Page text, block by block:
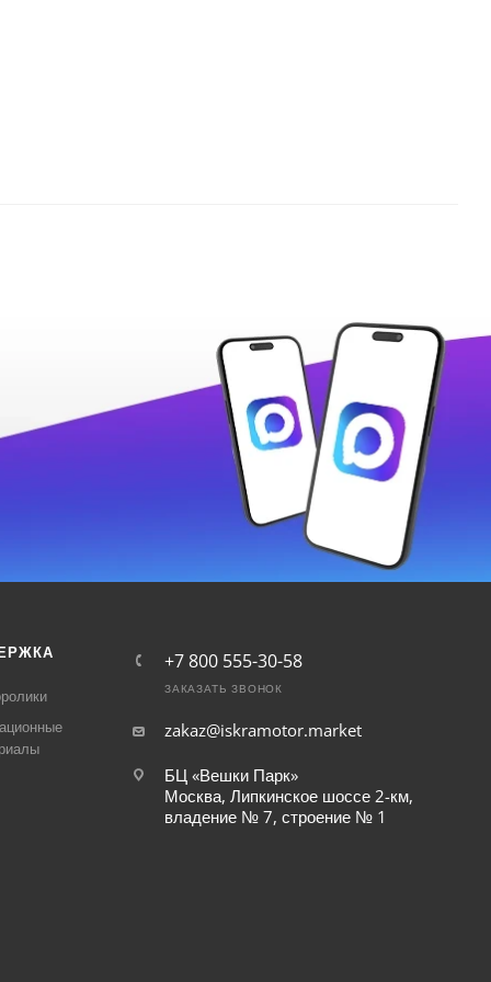
+7 800 555-30-58
ЗАКАЗАТЬ ЗВОНОК
zakaz@iskramotor.market
БЦ «Вешки Парк»
Москва, Липкинское шоссе 2-км,
владение № 7, строение № 1